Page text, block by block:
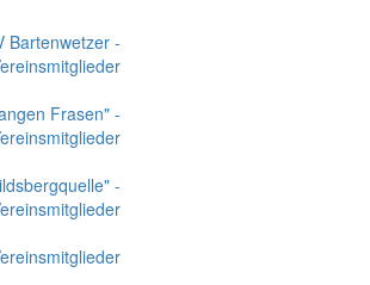
Bartenwetzer -
Frasen" -
-